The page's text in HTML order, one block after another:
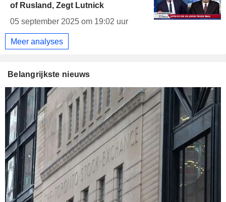
of Rusland, Zegt Lutnick
05 september 2025 om 19:02 uur
Meer analyses
Belangrijkste nieuws